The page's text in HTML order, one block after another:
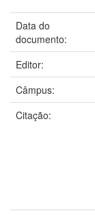
Data do
documento:
Editor:
Câmpus:
Citação: